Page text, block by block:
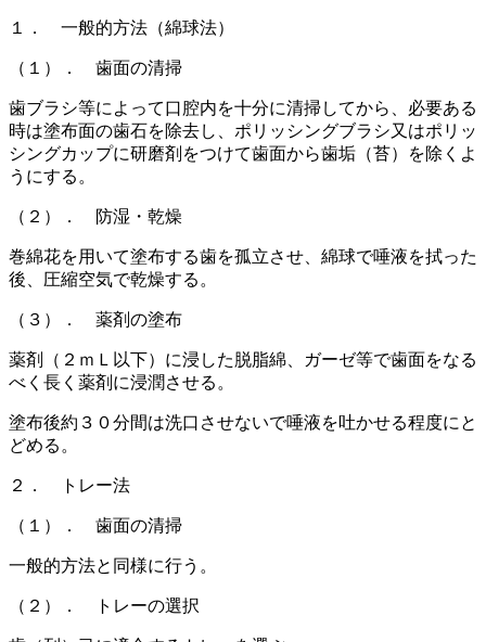
１． 一般的方法（綿球法）
（１）． 歯面の清掃
歯ブラシ等によって口腔内を十分に清掃してから、必要ある
時は塗布面の歯石を除去し、ポリッシングブラシ又はポリッ
シングカップに研磨剤をつけて歯面から歯垢（苔）を除くよ
うにする。
（２）． 防湿・乾燥
巻綿花を用いて塗布する歯を孤立させ、綿球で唾液を拭った
後、圧縮空気で乾燥する。
（３）． 薬剤の塗布
薬剤（２ｍＬ以下）に浸した脱脂綿、ガーゼ等で歯面をなる
べく長く薬剤に浸潤させる。
塗布後約３０分間は洗口させないで唾液を吐かせる程度にと
どめる。
２． トレー法
（１）． 歯面の清掃
一般的方法と同様に行う。
（２）． トレーの選択